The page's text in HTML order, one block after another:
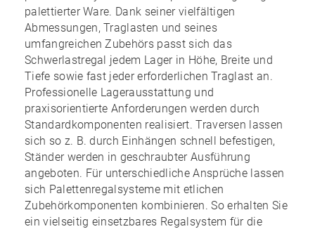
palettierter Ware. Dank seiner vielfältigen
Abmessungen, Traglasten und seines
umfangreichen Zubehörs passt sich das
Schwerlastregal jedem Lager in Höhe, Breite und
Tiefe sowie fast jeder erforderlichen Traglast an.
Professionelle Lagerausstattung und
praxisorientierte Anforderungen werden durch
Standardkomponenten realisiert. Traversen lassen
sich so z. B. durch Einhängen schnell befestigen,
Ständer werden in geschraubter Ausführung
angeboten. Für unterschiedliche Ansprüche lassen
sich Palettenregalsysteme mit etlichen
Zubehörkomponenten kombinieren. So erhalten Sie
einvielseitig einsetzbares Regalsystem für die